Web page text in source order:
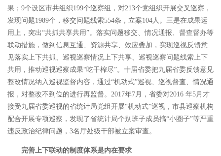
果；9个设区市共组织199个巡察组，对213个党组织开展交叉巡察，
发现问题1989个，移交问题线索554条，立案104人。三是在成果运
用上，突出“共抓共享共用”。落实问题移交、情况通报、督查督办等
联动措施，做到信息互通、资源共享、效应叠加，实现巡视反馈意
见落实上下共抓、巡视巡察情况上下共享、巡视巡察问题线索上下
共用，推动巡视巡察成果“吃干榨尽”。十届省委把九届省委反馈意见
整改情况纳入巡视监督内容，通过“机动式”巡视、巡视督查、情况通
报，对整改不到位的进行再监督。2017年7月，省委对2016 年5月才
接受九届省委巡视的省统计局党组开展“机动式”巡视，市县巡察机构
配合开展专项巡察，发现了省统计局个别班子成员搞“小圈子”等严重
违反政治纪律问题，3名厅处级干部被立案审查。
完善上下联动的制度体系是内在要求